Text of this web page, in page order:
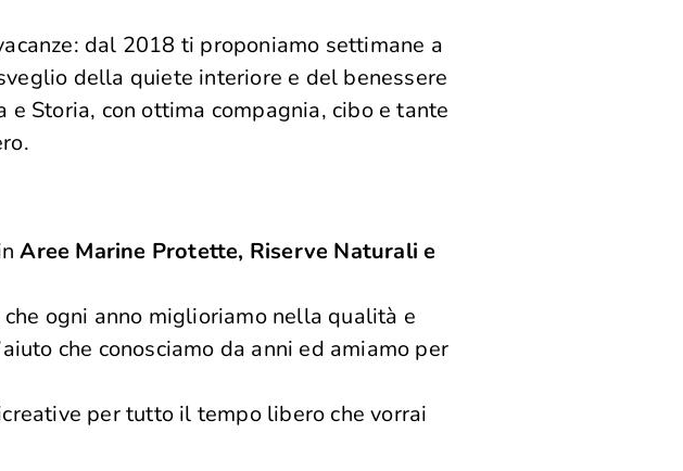
dal 2018 ti proponiamo settimane a
della quiete interiore e del benessere
Storia, con ottima compagnia, cibo e tante
Aree Marine Protette, Riserve Naturali e
che ogni anno miglioriamo nella qualità e
che conosciamo da anni ed amiamo per
per tutto il tempo libero che vorrai